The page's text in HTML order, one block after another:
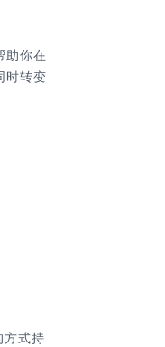
助你在
时转变
方式持